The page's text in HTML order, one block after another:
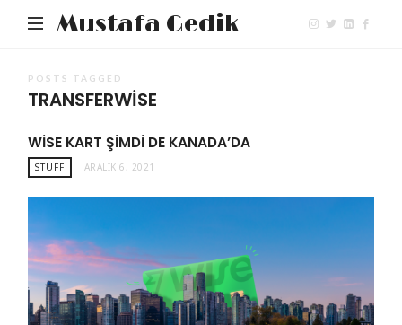
Mustafa Gedik
POSTS TAGGED
TRANSFERWISE
WISE KART ŞIMDI DE KANADA’DA
STUFF ARALIK 6, 2021